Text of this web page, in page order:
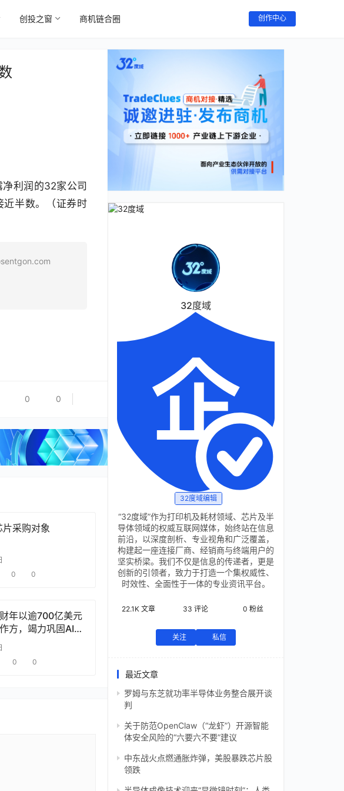
创投之窗 商机链合圈 创作中心
利润的32家公司
近半数。（证券时
0 0
采购对象
0 0
年以逾700亿美元
方，竭力巩固AI芯
0 0
32度域
32度域编辑
“32度域”作为打印机及耗材领域、芯片及半
导体领域的权威互联网媒体，始终站在信息
前沿，以深度剖析、专业视角和广泛覆盖，
构建起一座连接厂商、经销商与终端用户的
坚实桥梁。我们不仅是信息的传递者，更是
创新的引领者，致力于打造一个集权威性、
时效性、全面性于一体的专业资讯平台。
22.1K 文章 33 评论 0 粉丝
关注 私信
最近文章
罗姆与东芝就功率半导体业务整合展开谈
判
关于防范OpenClaw（“龙虾”）开源智能
体安全风险的“六要六不要”建议
中东战火点燃通胀炸弹，美股暴跌芯片股
领跌